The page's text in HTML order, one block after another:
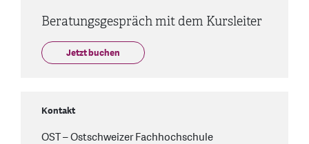
Beratungsgespräch mit dem Kursleiter
Jetzt buchen
Kontakt
OST – Ostschweizer Fachhochschule